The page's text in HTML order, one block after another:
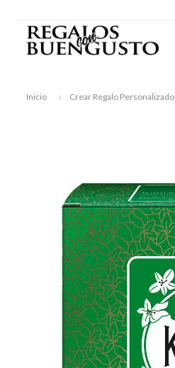
Inicio Crear Regalo Personalizado